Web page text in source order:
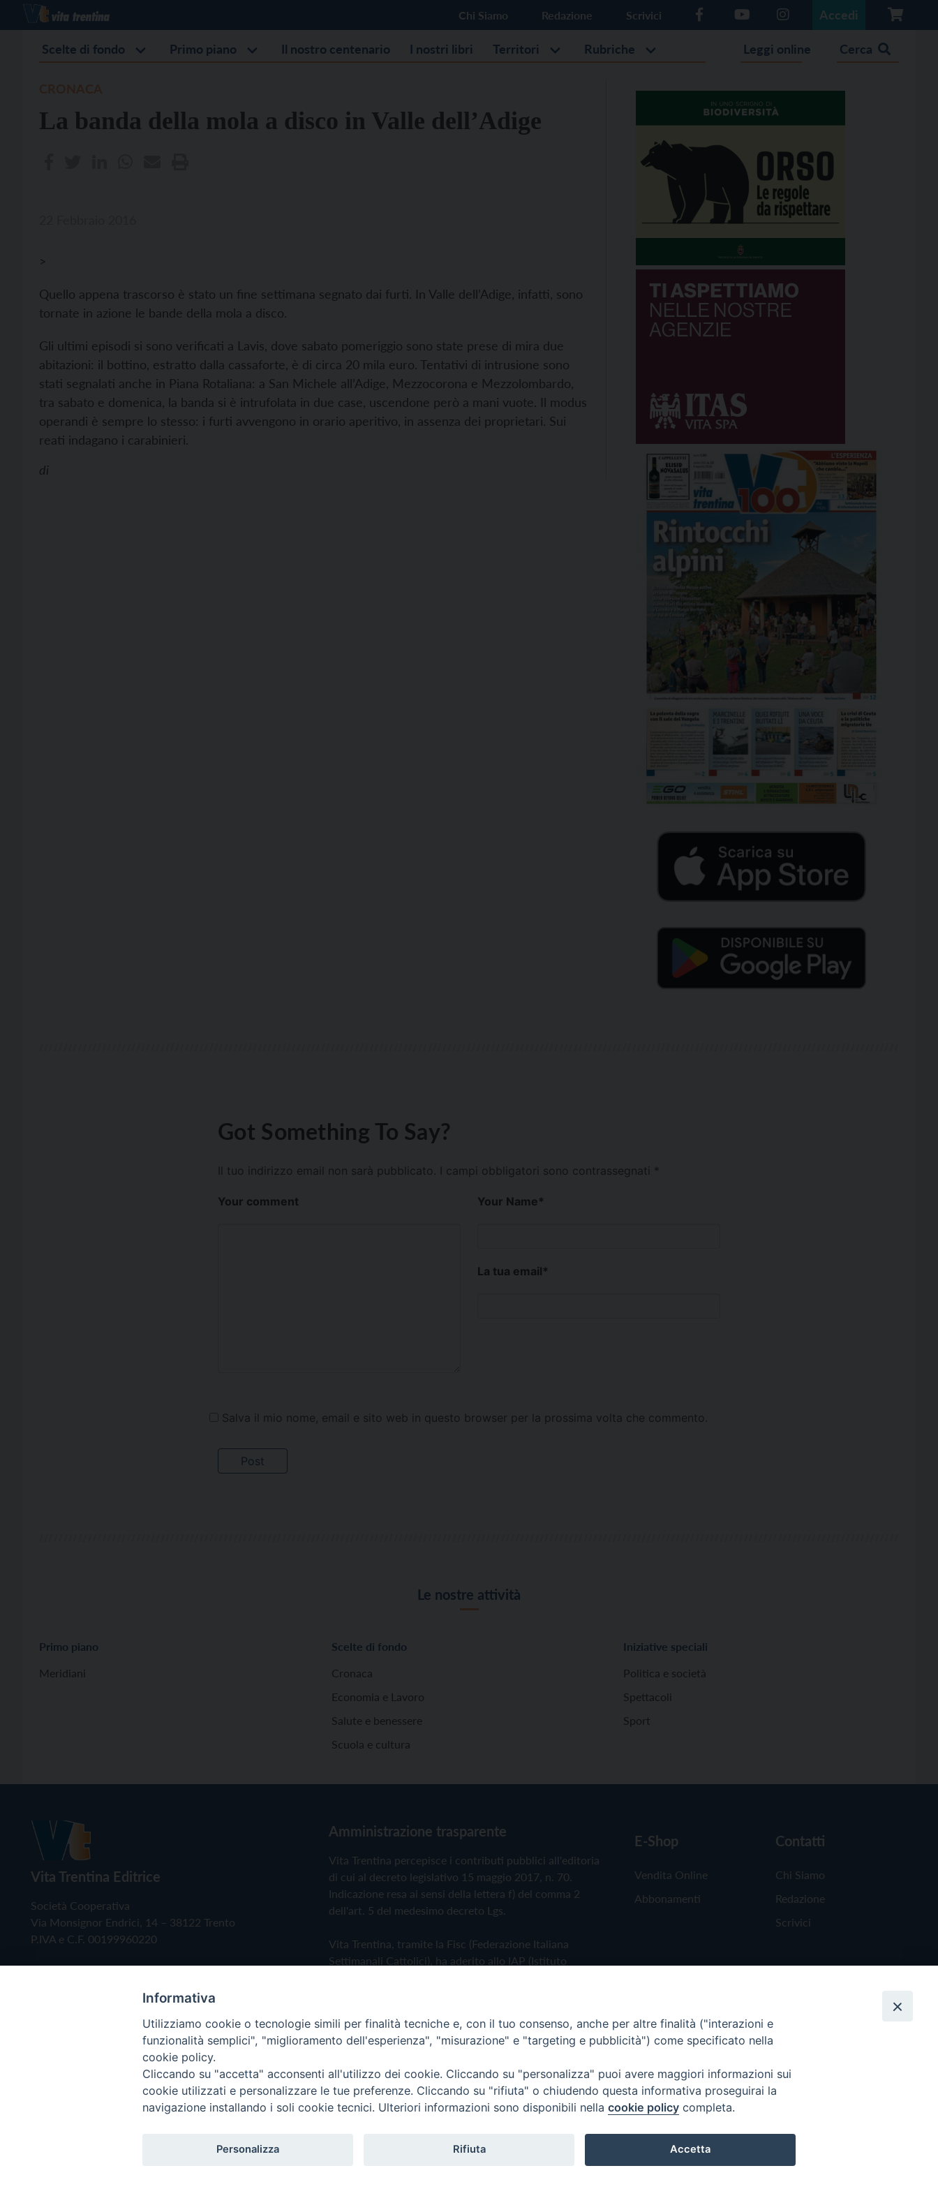
Chi Siamo Redazione Scrivici Accedi
Scelte di fondo Primo piano Il nostro centenario I nostri libri Territori Rubriche Leggi online Cerca
La banda della mola a disco in Valle dell’Adige
>
Quello appena trascorso è stato un fine settimana segnato dai furti. In Valle dell’Adige, infatti, sono
tornate in azione le bande della mola a disco.
Gli ultimi episodi si sono verificati a Lavis, dove sabato pomeriggio sono state prese di mira due
abitazioni: il bottino, estratto dalla cassaforte, è di circa 20 mila euro. Tentativi di intrusione sono
stati segnalati anche in Piana Rotaliana: a San Michele all’Adige, Mezzocorona e Mezzolombardo,
tra sabato e domenica, la banda si è intrufolata in due case, uscendone però a mani vuote. Il modus
operandi è sempre lo stesso: i furti avvengono in orario aperitivo, in assenza dei proprietari. Sui
reati indagano i carabinieri.
di
Got Something To Say?
Il tuo indirizzo email non sarà pubblicato. I campi obbligatori sono contrassegnati *
Your comment Your Name*
La tua email*
Salva il mio nome, email e sito web in questo browser per la prossima volta che commento.
Le nostre attività
Primo piano
Meridiani
Scelte di fondo
Cronaca
Economia e Lavoro
Salute e benessere
Scuola e cultura
Iniziative speciali
Politica e società
Spettacoli
Sport
Vita Trentina Editrice
Società Cooperativa
Via Monsignor Endrici, 14 – 38122 Trento
P.IVA e C.F. 00199960220
Amministrazione trasparente
Vita Trentina percepisce i contributi pubblici all'editoria
di cui al decreto legislativo 15 maggio 2017, n. 70.
Indicazione resa ai sensi della lettera f) del comma 2
dell'art. 5 del medesimo decreto Lgs.
Vita Trentina, tramite la Fisc (Federazione Italiana
Settimanali Cattolici), ha aderito allo IAP (Istituto
Privacy Policy Cookie Policy
E-Shop
Vendita Online
Abbonamenti
Contatti
Chi Siamo
Redazione
Scrivici
Copyright © 2019 - Tutti i diritti riservati - Vita Trentina Editrice
Informativa
Utilizziamo cookie o tecnologie simili per finalità tecniche e, con il tuo consenso, anche per altre finalità ("interazioni e
funzionalità semplici", "miglioramento dell'esperienza", "misurazione" e "targeting e pubblicità") come specificato nella
cookie policy.
Cliccando su "accetta" acconsenti all'utilizzo dei cookie. Cliccando su "personalizza" puoi avere maggiori informazioni sui
cookie utilizzati e personalizzare le tue preferenze. Cliccando su "rifiuta" o chiudendo questa informativa proseguirai la
navigazione installando i soli cookie tecnici. Ulteriori informazioni sono disponibili nella cookie policy completa.
Personalizza Rifiuta Accetta